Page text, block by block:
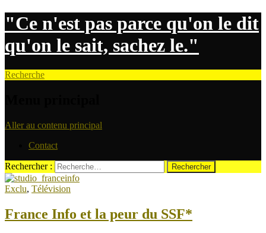
"Ce n'est pas parce qu'on le dit
qu'on le sait, sachez le."
Recherche
Aller au contenu principal
Contact
Rechercher :
Exclu, Télévision
France Info et la peur du SSF*